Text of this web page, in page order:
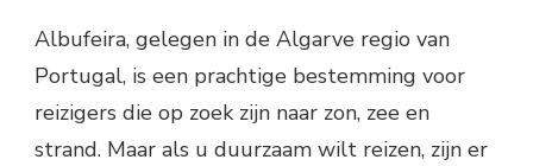
Albufeira, gelegen in de Algarve regio van
Portugal, is een prachtige bestemming voor
reizigers die op zoek zijn naar zon, zee en
strand. Maar als u duurzaam wilt reizen, zijn er